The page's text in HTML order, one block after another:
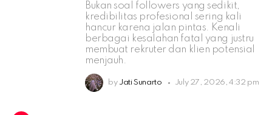
Bukan soal followers yang sedikit,
kredibilitas profesional sering kali
hancur karena jalan pintas. Kenali
berbagai kesalahan fatal yang justru
membuat rekruter dan klien potensial
menjauh.
by Jati Sunarto July 27, 2026, 4:32 pm